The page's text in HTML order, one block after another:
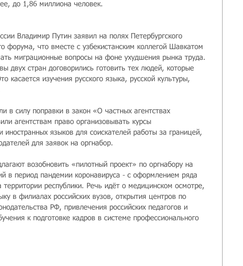
до 1,86 миллиона человек.
Владимир Путин заявил на полях Петербургского
форума, что вместе с узбекистанским коллегой Шавкатом
миграционные вопросы на фоне ухудшения рынка труда.
двух стран договорились готовить тех людей, которые
касается изучения русского языка, русской культуры,
в силу поправки в закон «О частных агентствах
агентствам право организовывать курсы
иностранных языков для соискателей работы за границей,
для заявок на оргнабор.
возобновить «пилотный проект» по оргнабору на
в период пандемии коронавируса - с оформлением ряда
республики. Речь идёт о медицинском осмотре,
в филиалах российских вузов, открытия центров по
РФ, привлечения российских педагогов и
к подготовке кадров в системе профессионального